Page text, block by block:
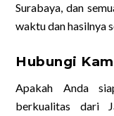
Surabaya, dan
waktu dan hasilnya
Hubungi
Apakah Anda
berkualitas dari